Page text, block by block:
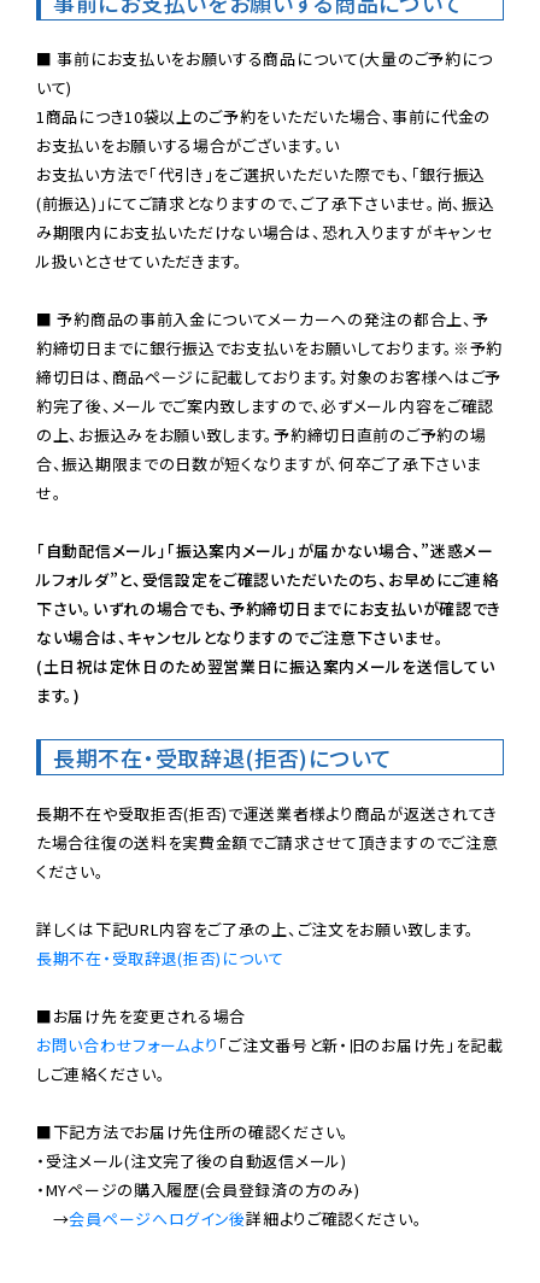
■ 事前にお支払いをお願いする商品について(大量のご予約につ
いて)
1商品につき10袋以上のご予約をいただいた場合、事前に代金の
お支払いをお願いする場合がございます。い
お支払い方法で「代引き」をご選択いただいた際でも、「銀行振込
(前振込)」にてご請求となりますので、ご了承下さいませ。尚、振込
み期限内にお支払いただけない場合は、恐れ入りますがキャンセ
ル扱いとさせていただきます。
■ 予約商品の事前入金についてメーカーへの発注の都合上、予
約締切日までに銀行振込でお支払いをお願いしております。※予約
締切日は、商品ページに記載しております。対象のお客様へはご予
約完了後、メールでご案内致しますので、必ずメール内容をご確認
の上、お振込みをお願い致します。予約締切日直前のご予約の場
合、振込期限までの日数が短くなりますが、何卒ご了承下さいま
せ。
「自動配信メール」「振込案内メール」が届かない場合、”迷惑メー
ルフォルダ”と、受信設定をご確認いただいたのち、お早めにご連絡
下さい。いずれの場合でも、予約締切日までにお支払いが確認でき
ない場合は、キャンセルとなりますのでご注意下さいませ。
(土日祝は定休日のため翌営業日に振込案内メールを送信してい
ます。)
長期不在・受取辞退(拒否)について
長期不在や受取拒否(拒否)で運送業者様より商品が返送されてき
た場合往復の送料を実費金額でご請求させて頂きますのでご注意
ください。
長期不在・受取辞退(拒否)について
お問い合わせフォームより 「ご注文番号と新・旧のお届け先」を記載
しご連絡ください。
■下記方法でお届け先住所の確認ください。
・受注メール(注文完了後の自動返信メール)
・MYページの購入履歴(会員登録済の方のみ)
→会員ページへログイン後詳細よりご確認ください。